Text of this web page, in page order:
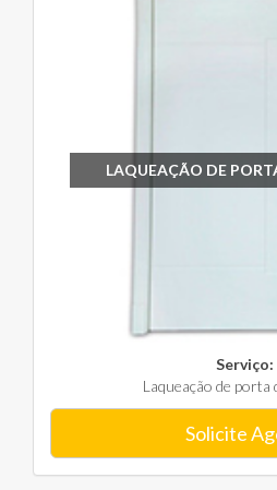
LAQUEAÇÃO DE
Serviço:
Laqueação de porta
Solicite